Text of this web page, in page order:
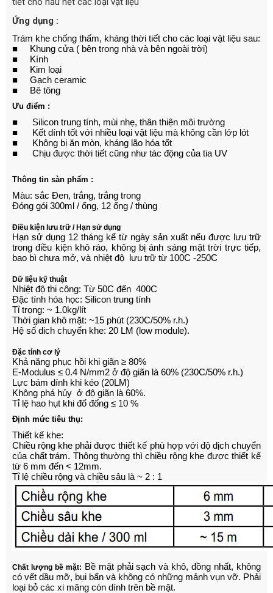
Ứng dụng :
Trám khe chống thấm, kháng thời tiết cho các loại vật liệu sau:
■ Khung cửa ( bên trong nhà và bên ngoài trời)
■ Kính
■ Kim loại
■ Gạch ceramic
■ Bê tông
Ưu điểm :
■ Silicon trung tính, mùi nhẹ, thân thiện môi trường
■ Kết dính tốt với nhiều loại vật liệu mà không cần lớp lót
■ Không bị ăn mòn, kháng lão hóa tốt
■ Chịu được thời tiết cũng như tác động của tia UV
Thông tin sàn phẩm :
Màu: sắc Đen, trắng, trắng trong
Đóng gói 300ml / ống, 12 ống / thùng
Điều kiện lưu trữ / Hạn sử dụng
Hạn sử dụng 12 tháng kể từ ngày sản xuất nếu được lưu trữ
trong điều kiện khô ráo, không bị ánh sáng mặt trời trực tiếp,
bao bì chưa mở, và nhiệt độ lưu trữ từ 100C -250C
Dữ liệu kỹ thuật
Nhiệt độ thi công: Từ 50C đến 400C
Đặc tính hóa học: Silicon trung tính
Tỉ trọng: ~ 1.0kg/lít
Thời gian khô mặt: ~15 phút (230C/50% r.h.)
Hệ số dich chuyển khe: 20 LM (low module).
Đặc tính cơ lý
Khả năng phục hồi khi giãn ≥ 80%
E-Modulus ≤ 0.4 N/mm2 ở độ giãn là 60% (230C/50% r.h.)
Lực bám dính khi kéo (20LM)
Không phá hủy ở độ giãn là 60%.
Tỉ lệ hao hụt khi đổ đống ≤ 10 %
Định mức tiêu thụ:
Thiết kế khe:
Chiều rộng khe phải được thiết kế phù hợp với độ dịch chuyển
của chất trám. Thông thường thì chiều rộng khe được thiết kế
từ 6 mm đến < 12mm.
Tỉ lệ chiều rộng và chiều sâu là ~ 2 : 1
Chất lượng bề mặt: Bề mặt phải sạch và khô, đồng nhất, không
có vết dầu mỡ, bụi bẩn và không có những mảnh vụn vỡ. Phải
loại bỏ các xi măng còn dính trên bề mặt.